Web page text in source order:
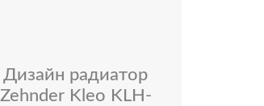
Дизайн радиатор
Zehnder Kleo KLH-